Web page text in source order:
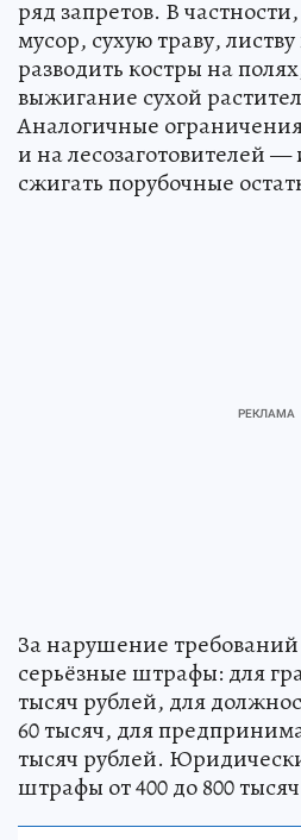
ряд запретов. В
мусор, сухую траву,
разводить костры на
выжигание сухой
Аналогичные
и на лесозаготовителей
сжигать порубочные
За нарушение
серьёзные штрафы: для
тысяч рублей, для
60 тысяч, для
тысяч рублей.
штрафы от 400 до 800